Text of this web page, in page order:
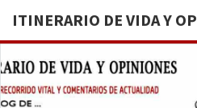
ITINERARIO DE VIDA Y